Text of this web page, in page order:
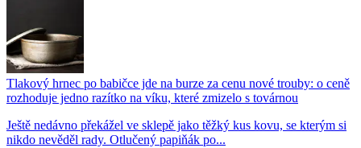
Tlakový hrnec po babičce jde na burze za cenu nové trouby: o ceně
rozhoduje jedno razítko na víku, které zmizelo s továrnou
Ještě nedávno překážel ve sklepě jako těžký kus kovu, se kterým si
nikdo nevěděl rady. Otlučený papiňák po...